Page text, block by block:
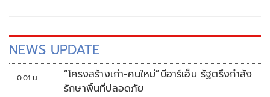
NEWS UPDATE
0:01 น.
“โครงสร้างเก่า-คนใหม่”บีอาร์เอ็น รัฐตรึงกำลัง
รักษาพื้นที่ปลอดภัย